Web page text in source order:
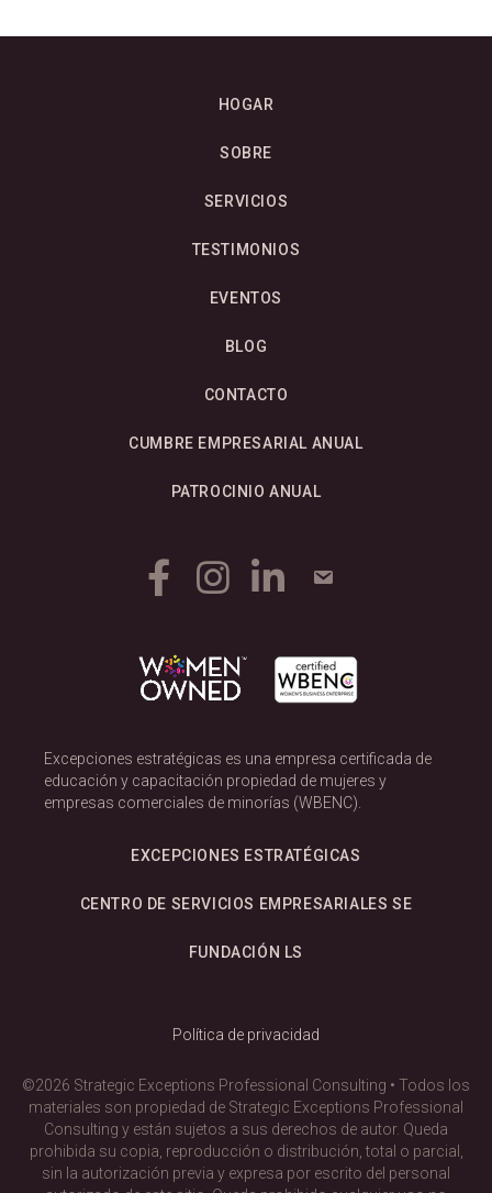
HOGAR
SOBRE
SERVICIOS
TESTIMONIOS
EVENTOS
BLOG
CONTACTO
CUMBRE EMPRESARIAL ANUAL
PATROCINIO ANUAL
Excepciones estratégicas es una empresa certificada de
educación y capacitación propiedad de mujeres y
empresas comerciales de minorías (WBENC).
EXCEPCIONES ESTRATÉGICAS
CENTRO DE SERVICIOS EMPRESARIALES SE
FUNDACIÓN LS
Política de privacidad
©2026 Strategic Exceptions Professional Consulting • Todos los
materiales son propiedad de Strategic Exceptions Professional
Consulting y están sujetos a sus derechos de autor. Queda
prohibida su copia, reproducción o distribución, total o parcial,
sin la autorización previa y expresa por escrito del personal